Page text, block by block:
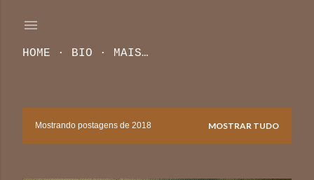
HOME BIO MAIS…
P Mostrando postagens de 2018 MOSTRAR TUDO